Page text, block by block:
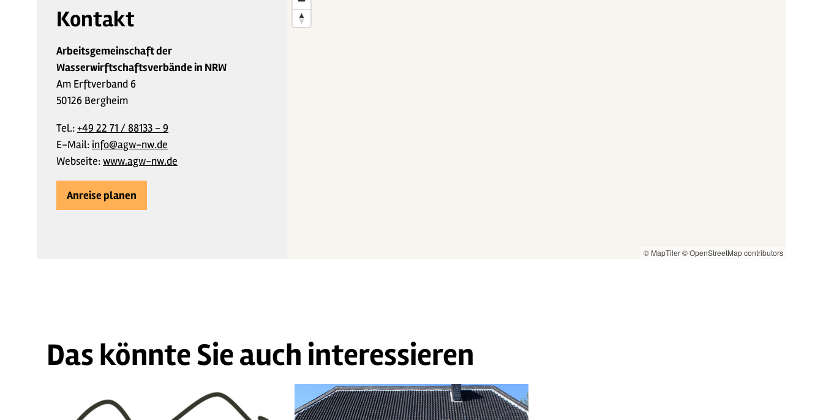
Kontakt
Arbeitsgemeinschaft der
Wasserwirftschaftsverbände in NRW
Am Erftverband 6
50126 Bergheim
Tel.:+49 22 71 / 88133 - 9
E-Mail: info@agw-nw.de
Webseite:www.agw-nw.de
Anreise planen
© MapTiler© OpenStreetMap contributors
Das könnte Sie auch interessieren